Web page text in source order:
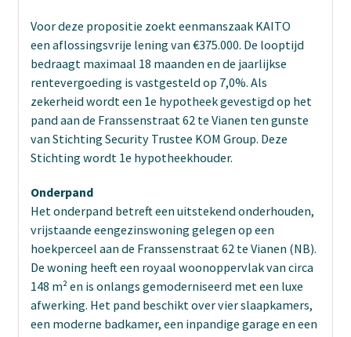
Voor deze propositie zoekt eenmanszaak KAITO
een aflossingsvrije lening van €375.000. De looptijd
bedraagt maximaal 18 maanden en de jaarlijkse
rentevergoeding is vastgesteld op 7,0%. Als
zekerheid wordt een 1e hypotheek gevestigd op het
pand aan de Franssenstraat 62 te Vianen ten gunste
van Stichting Security Trustee KOM Group. Deze
Stichting wordt 1e hypotheekhouder.
Onderpand
Het onderpand betreft een uitstekend onderhouden,
vrijstaande eengezinswoning gelegen op een
hoekperceel aan de Franssenstraat 62 te Vianen (NB).
De woning heeft een royaal woonoppervlak van circa
148 m² en is onlangs gemoderniseerd met een luxe
afwerking. Het pand beschikt over vier slaapkamers,
een moderne badkamer, een inpandige garage en een